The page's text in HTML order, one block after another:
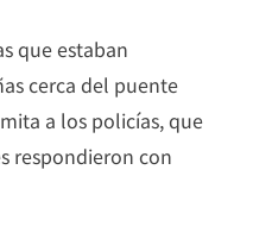
que estaban
cerca del puente
a los policías, que
respondieron con